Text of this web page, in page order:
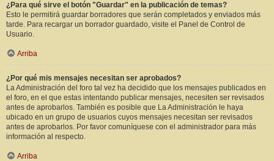
¿Para qué sirve el botón "Guardar" en la publicación de temas?
Esto le permitirá guardar borradores que serán completados y enviados más
tarde. Para recargar un borrador guardado, visite el Panel de Control de
Usuario.
Arriba
¿Por qué mis mensajes necesitan ser aprobados?
La Administración del foro tal vez ha decidido que los mensajes publicados en
el foro, en el que estas intentando publicar mensajes, necesiten ser revisados
antes de aprobarlos. También es posible que La Administración le haya
ubicado en un grupo de usuarios cuyos mensajes necesitan ser revisados
antes de aprobarlos. Por favor comuníquese con el administrador para más
información al respecto.
Arriba